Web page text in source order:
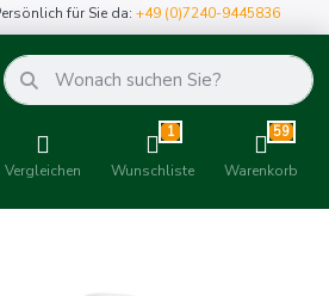
für Sie da:+49 (0)7240-9445836
Vergleichen
1
Wunschliste
59
Warenkorb